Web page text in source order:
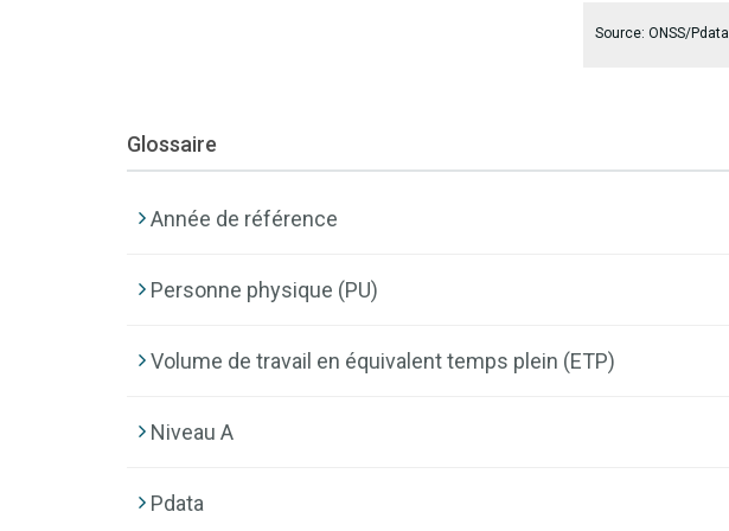
Source: ONSS/Pdata
Glossaire
Année de référence
Personne physique (PU)
Volume de travail en équivalent temps plein (ETP)
Niveau A
Pdata